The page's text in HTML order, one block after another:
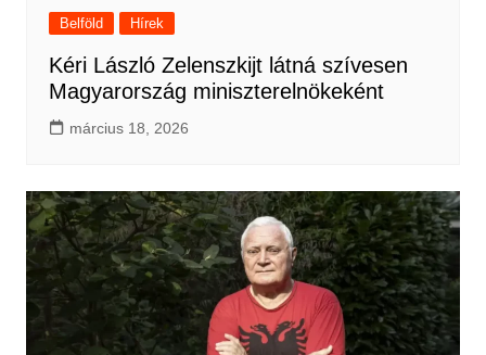
Belföld Hírek
Kéri László Zelenszkijt látná szívesen
Magyarország miniszterelnökeként
március 18, 2026